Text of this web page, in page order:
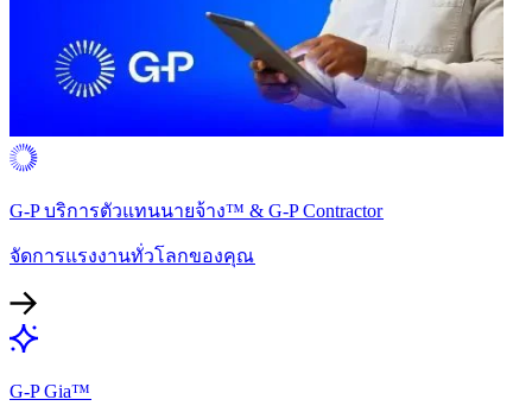
G-P บริการตัวแทนนายจ้าง™ & G-P Contractor​​
จัดการแรงงานทั่วโลกของคุณ​​
G-P Gia™​​